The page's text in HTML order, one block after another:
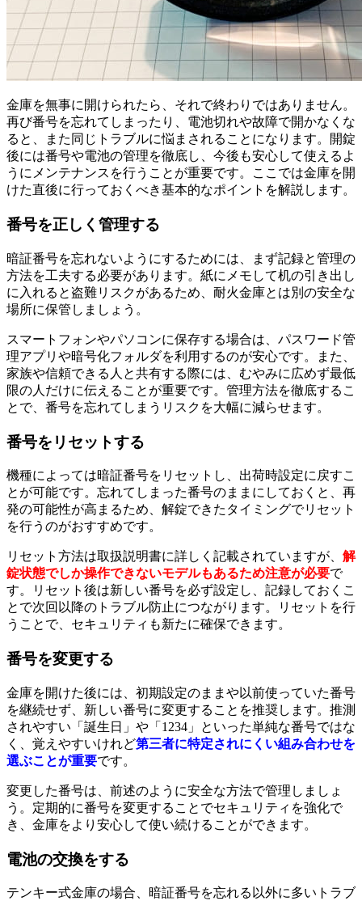
金庫を無事に開けられたら、それで終わりではありません。
再び番号を忘れてしまったり、電池切れや故障で開かなくな
ると、また同じトラブルに悩まされることになります。開錠
後には番号や電池の管理を徹底し、今後も安心して使えるよ
うにメンテナンスを行うことが重要です。ここでは金庫を開
けた直後に行っておくべき基本的なポイントを解説します。
番号を正しく管理する
暗証番号を忘れないようにするためには、まず記録と管理の
方法を工夫する必要があります。紙にメモして机の引き出し
に入れると盗難リスクがあるため、耐火金庫とは別の安全な
場所に保管しましょう。
スマートフォンやパソコンに保存する場合は、パスワード管
理アプリや暗号化フォルダを利用するのが安心です。また、
家族や信頼できる人と共有する際には、むやみに広めず最低
限の人だけに伝えることが重要です。管理方法を徹底するこ
とで、番号を忘れてしまうリスクを大幅に減らせます。
番号をリセットする
機種によっては暗証番号をリセットし、出荷時設定に戻すこ
とが可能です。忘れてしまった番号のままにしておくと、再
発の可能性が高まるため、解錠できたタイミングでリセット
を行うのがおすすめです。
リセット方法は取扱説明書に詳しく記載されていますが、 解
錠状態でしか操作できないモデルもあるため注意が必要で
す。リセット後は新しい番号を必ず設定し、記録しておくこ
とで次回以降のトラブル防止につながります。リセットを行
うことで、セキュリティも新たに確保できます。
番号を変更する
金庫を開けた後には、初期設定のままや以前使っていた番号
を継続せず、新しい番号に変更することを推奨します。推測
されやすい「誕生日」や「1234」といった単純な番号ではな
く、覚えやすいけれど第三者に特定されにくい組み合わせを
選ぶことが重要です。
変更した番号は、前述のように安全な方法で管理しましょ
う。定期的に番号を変更することでセキュリティを強化で
き、金庫をより安心して使い続けることができます。
電池の交換をする
テンキー式金庫の場合、暗証番号を忘れる以外に多いトラブ